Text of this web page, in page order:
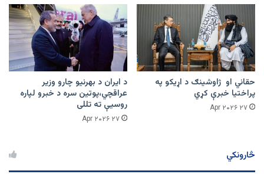
حقاني او ژاوشینګ د اړیکو په
پراختیا خبرې کړي
۲۷ Apr ۲۰۲۶
د ایران د بهرنیو چارو وزیر
عراقچي،پوتین سره د خبرو لپاره
روسیې ته تللی
۲۷ Apr ۲۰۲۶
څارونکي